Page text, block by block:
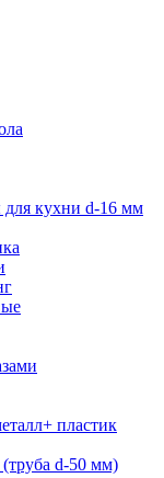
для кухни d-16 мм
пластик
d-50 мм)